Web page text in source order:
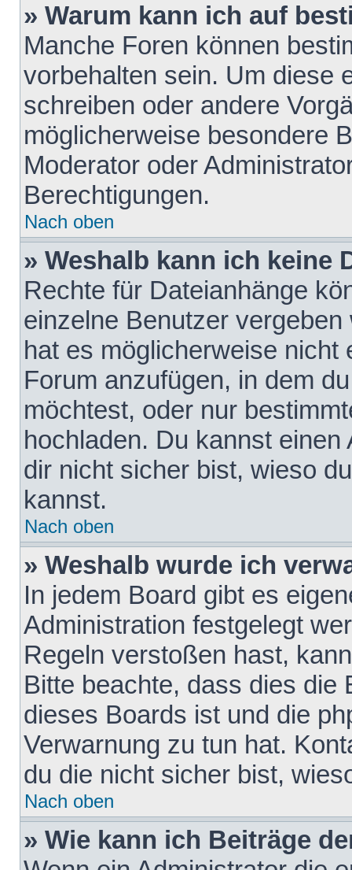
» Warum kann ich auf
Manche Foren können
vorbehalten sein. Um diese
schreiben oder andere
möglicherweise besondere
Moderator oder
Berechtigungen.
Nach oben
» Weshalb kann ich keine
Rechte für Dateianhänge
einzelne Benutzer
hat es möglicherweise nicht
Forum anzufügen, in dem
möchtest, oder nur
hochladen. Du kannst
dir nicht sicher bist, wieso
kannst.
Nach oben
» Weshalb wurde ich
In jedem Board gibt es
Administration festgelegt
Regeln verstoßen hast,
Bitte beachte, dass dies die
dieses Boards ist und die
Verwarnung zu tun hat.
du die nicht sicher bist,
Nach oben
» Wie kann ich Beiträge